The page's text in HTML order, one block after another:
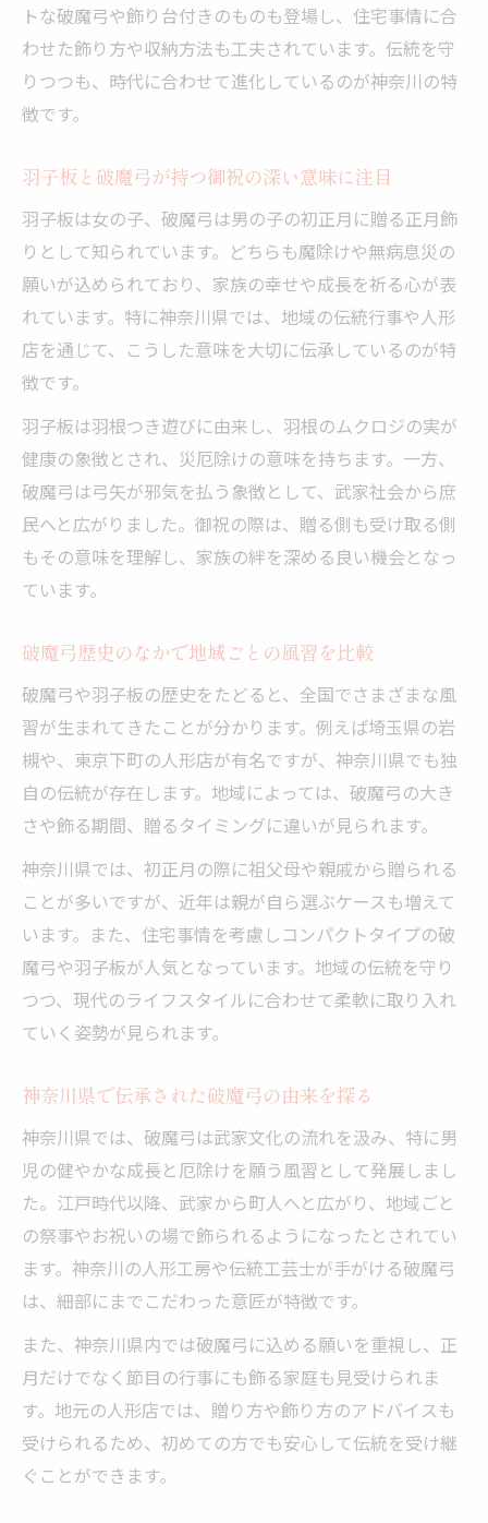
羽子板と破魔弓の由来が御祝に与える意義
破魔弓の地域ごとの違いと神奈川の特徴紹
破魔弓は誰が買うか神奈川の習慣を考える
初正月で贈る羽子板と破魔弓の意味に迫る
初正月に羽子板と破魔弓を贈る大切な意味
解説
破魔弓歴史と初正月御祝の由来を神奈川目
線で考察
の力
初正月御祝で選ぶ羽子板と破魔弓の違いと
注意点
破魔弓・羽子板は誰が買う？贈り方の伝統
に着目
御祝の仕方を通じて家族の絆の深まりを実感
破魔弓と羽子板の御祝が家族の絆を結ぶ理
破魔弓歴史を生かした御祝のポイント紹介
羽子板と破魔弓の御祝体験談から学ぶ絆の
深まり
御祝の仕方と破魔弓選びで大切な注意点と
破魔弓は誰が買う？選び方や贈り方のポイント
破魔弓は誰が買うのか伝統的な理由を解説
羽子板と破魔弓の選び方で迷わない基準づ
くり
破魔弓歴史から学ぶ正しい選び方と贈る時
期
コンパクトな破魔弓と伝統型の違いを徹底
比較
トな破魔弓や飾り台付きのものも登場し、住宅事情に合
わせた飾り方や収納方法も工夫されています。伝統を守
りつつも、時代に合わせて進化しているのが神奈川の特
徴です。
羽子板と破魔弓が持つ御祝の深い意味に注目
羽子板は女の子、破魔弓は男の子の初正月に贈る正月飾
りとして知られています。どちらも魔除けや無病息災の
願いが込められており、家族の幸せや成長を祈る心が表
れています。特に神奈川県では、地域の伝統行事や人形
店を通じて、こうした意味を大切に伝承しているのが特
徴です。
羽子板は羽根つき遊びに由来し、羽根のムクロジの実が
健康の象徴とされ、災厄除けの意味を持ちます。一方、
破魔弓は弓矢が邪気を払う象徴として、武家社会から庶
民へと広がりました。御祝の際は、贈る側も受け取る側
もその意味を理解し、家族の絆を深める良い機会となっ
ています。
破魔弓歴史のなかで地域ごとの風習を比較
破魔弓や羽子板の歴史をたどると、全国でさまざまな風
習が生まれてきたことが分かります。例えば埼玉県の岩
槻や、東京下町の人形店が有名ですが、神奈川県でも独
自の伝統が存在します。地域によっては、破魔弓の大き
さや飾る期間、贈るタイミングに違いが見られます。
神奈川県では、初正月の際に祖父母や親戚から贈られる
ことが多いですが、近年は親が自ら選ぶケースも増えて
います。また、住宅事情を考慮しコンパクトタイプの破
魔弓や羽子板が人気となっています。地域の伝統を守り
つつ、現代のライフスタイルに合わせて柔軟に取り入れ
ていく姿勢が見られます。
神奈川県で伝承された破魔弓の由来を探る
神奈川県では、破魔弓は武家文化の流れを汲み、特に男
児の健やかな成長と厄除けを願う風習として発展しまし
た。江戸時代以降、武家から町人へと広がり、地域ごと
の祭事やお祝いの場で飾られるようになったとされてい
ます。神奈川の人形工房や伝統工芸士が手がける破魔弓
は、細部にまでこだわった意匠が特徴です。
また、神奈川県内では破魔弓に込める願いを重視し、正
月だけでなく節目の行事にも飾る家庭も見受けられま
す。地元の人形店では、贈り方や飾り方のアドバイスも
受けられるため、初めての方でも安心して伝統を受け継
ぐことができます。